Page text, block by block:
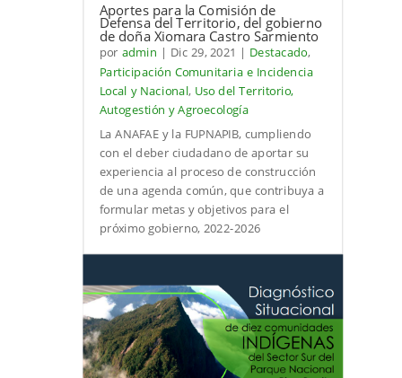
Aportes para la Comisión de
Defensa del Territorio, del gobierno
de doña Xiomara Castro Sarmiento
por admin | Dic 29, 2021 | Destacado,
Participación Comunitaria e Incidencia
Local y Nacional, Uso del Territorio,
Autogestión y Agroecología
La ANAFAE y la FUPNAPIB, cumpliendo
con el deber ciudadano de aportar su
experiencia al proceso de construcción
de una agenda común, que contribuya a
formular metas y objetivos para el
próximo gobierno, 2022-2026